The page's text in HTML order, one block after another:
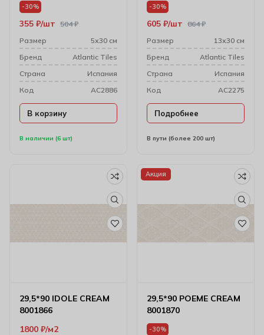
В наличии (6 шт)
-30%
504₽
355 ₽ шт
Размер
5х30 см
Бренд
Atlantic Tiles
Cтрана
Испания
Код
AC2886
В корзину
В пути (более 200 шт)
-30%
864₽
605 ₽ шт
Размер
13х30 см
Бренд
Atlantic Tiles
Cтрана
Испания
Код
AC2275
Подробнее
29,5*90 IDOLE CREAM
8001866
1800 ₽ м2
Акция
29,5*90 POEME CREAM
8001870
-30%